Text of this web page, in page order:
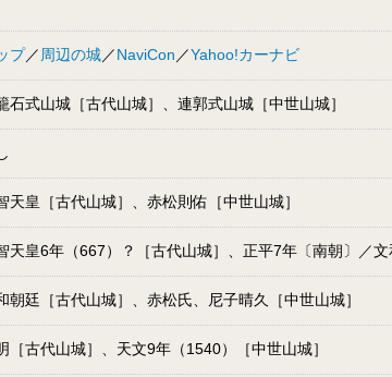
プ／周辺の城／NaviCon／Yahoo!カーナビ
石式山城［古代山城］、連郭式山城［中世山城］
天皇［古代山城］、赤松則佑［中世山城］
天皇6年（667）？［古代山城］、正平7年〔南朝〕／
朝廷［古代山城］、赤松氏、尼子晴久［中世山城］
［古代山城］、天文9年（1540）［中世山城］